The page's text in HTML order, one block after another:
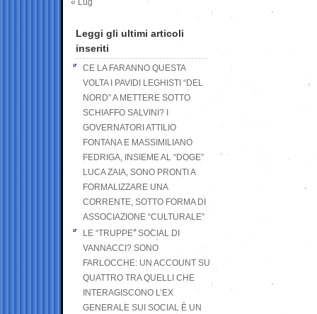
« Lug
Leggi gli ultimi articoli
inseriti
CE LA FARANNO QUESTA
VOLTA I PAVIDI LEGHISTI “DEL
NORD” A METTERE SOTTO
SCHIAFFO SALVINI? I
GOVERNATORI ATTILIO
FONTANA E MASSIMILIANO
FEDRIGA, INSIEME AL “DOGE”
LUCA ZAIA, SONO PRONTI A
FORMALIZZARE UNA
CORRENTE, SOTTO FORMA DI
ASSOCIAZIONE “CULTURALE”
LE “TRUPPE” SOCIAL DI
VANNACCI? SONO
FARLOCCHE: UN ACCOUNT SU
QUATTRO TRA QUELLI CHE
INTERAGISCONO L’EX
GENERALE SUI SOCIAL È UN